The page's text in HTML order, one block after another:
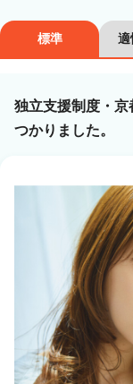
ネイリスト
講師・インスト
雇用形態
業務委託・フリ
詳細条件
独立支援制度
標準 適
独立支援制度・
つかりました。